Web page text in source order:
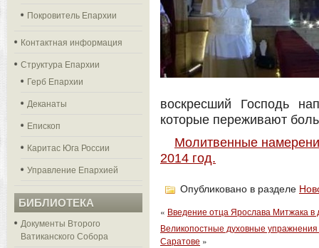
Покровитель Епархии
Контактная информация
Структура Епархии
Герб Епархии
Деканаты
Епископ
Каритас Юга России
Управление Епархией
БИБЛИОТЕКА
Документы Второго
Ватиканского Собора
воскресший Господь
которые переживают
Молитвенные
2014 год.
Опубликовано в разделе
« Введение отца Ярослава Митжака в
Великопостные духовные
Саратове »